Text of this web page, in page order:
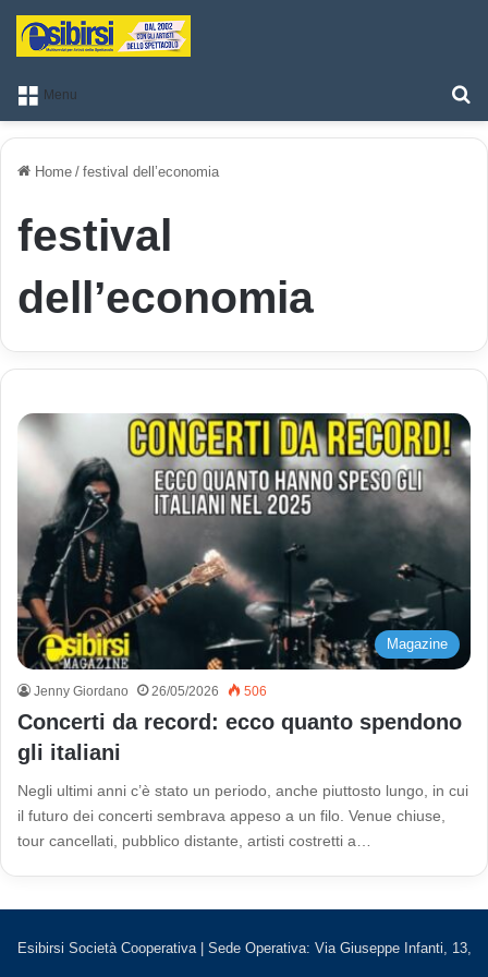
Menu
Home / festival dell’economia
festival
dell’economia
Magazine
Jenny Giordano 26/05/2026 506
Concerti da record: ecco quanto spendono
gli italiani
Negli ultimi anni c’è stato un periodo, anche piuttosto lungo, in cui
il futuro dei concerti sembrava appeso a un filo. Venue chiuse,
tour cancellati, pubblico distante, artisti costretti a…
Esibirsi Società Cooperativa | Sede Operativa: Via Giuseppe Infanti, 13,